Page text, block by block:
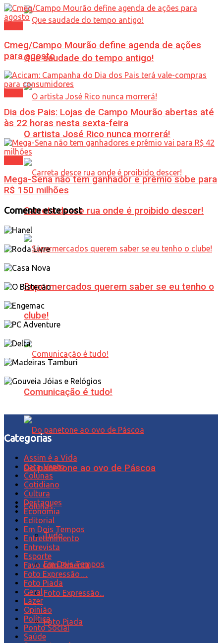
Que saudade do tempo antigo!
O artista José Rico nunca morrerá!
Carreta desce rua onde é proibido descer!
Supermercados querem saber se eu tenho o
clube!
Comunicação é tudo!
Do panetone ao ovo de Páscoa
Colunas
Tudo
Em Dois Tempos
Foto Expressão...
Foto Piada
Cmeg/Campo Mourão define agenda de ações
para agosto
Dia dos Pais: Lojas de Campo Mourão abertas até
às 22 horas nesta sexta-feira
Mega-Sena não tem ganhador e prêmio sobe para
R$ 150 milhões
Comente este post
Categorias
Assim é a Vida
Cata-Vento
Colunas
Cotidiano
Cultura
Destaques
Economia
Editorial
Em Dois Tempos
Entretenimento
Entrevista
Esporte
Favo com Pimenta
Foto Expressão…
Foto Piada
Geral
Lazer
Opinião
Política
Ponto Social
Saúde